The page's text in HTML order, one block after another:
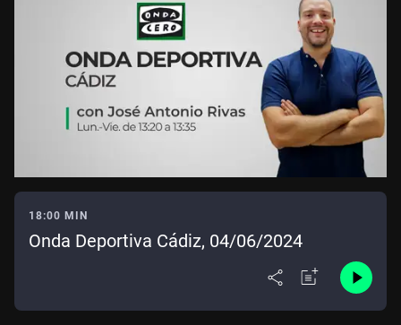
18:00 MIN
Onda Deportiva Cádiz, 04/06/2024